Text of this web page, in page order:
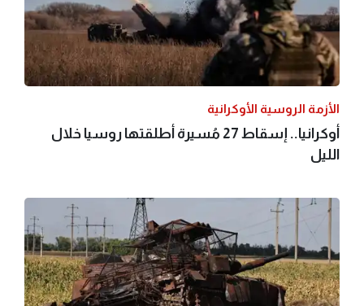
الأزمة الروسية الأوكرانية
أوكرانيا.. إسقاط 27 مُسيرة أطلقتها روسيا خلال
الليل